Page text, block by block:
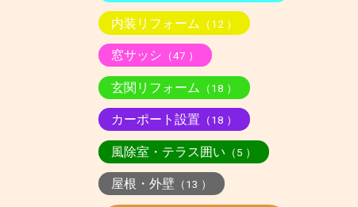
内装リフォーム （12 ）
窓サッシ （47 ）
玄関リフォーム （18 ）
カーポート設置 （18 ）
風除室・テラス囲い （5 ）
屋根・外壁（13 ）